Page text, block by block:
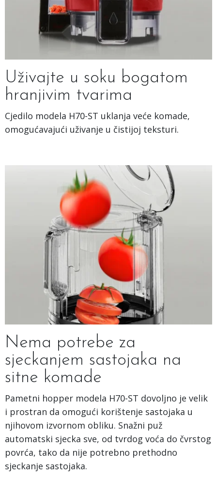
Uživajte u soku bogatom
hranjivim tvarima
Cjedilo modela H70-ST uklanja veće komade,
omogućavajući uživanje u čistijoj teksturi.
Nema potrebe za
sjeckanjem sastojaka na
sitne komade
Pametni hopper modela H70-ST dovoljno je velik
i prostran da omogući korištenje sastojaka u
njihovom izvornom obliku. Snažni puž
automatski sjecka sve, od tvrdog voća do čvrstog
povrća, tako da nije potrebno prethodno
sjeckanje sastojaka.